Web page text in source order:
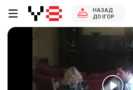
НАЗАД
ДО ІГОР